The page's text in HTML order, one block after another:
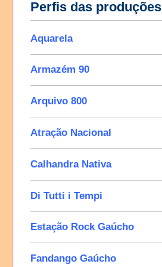
Perfis das produções
Aquarela
Armazém 90
Arquivo 800
Atração Nacional
Calhandra Nativa
Di Tutti i Tempi
Estação Rock Gaúcho
Fandango Gaúcho